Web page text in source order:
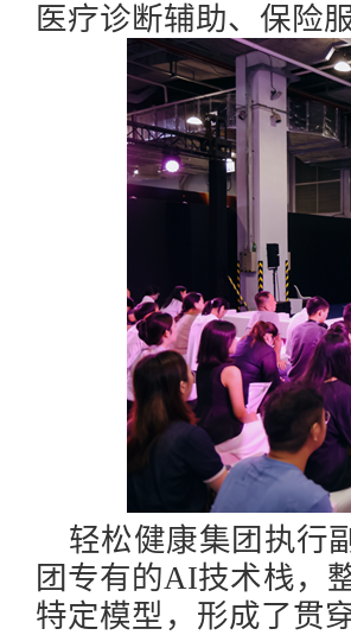
医疗诊断辅助、保险
轻松健康集团执行
团专有的AI技术栈，
特定模型，形成了贯